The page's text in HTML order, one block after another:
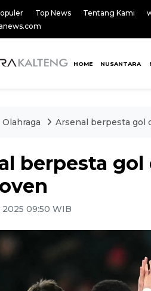
Top News Tentang Kami
HOME NUSANTARA
Olahraga Arsenal berpesta gol
berpesta gol
2025 09:50 WIB